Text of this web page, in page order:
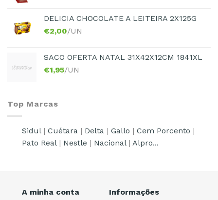
DELICIA CHOCOLATE A LEITEIRA 2X125G
€2,00/UN
SACO OFERTA NATAL 31X42X12CM 1841XL
€1,95/UN
Top Marcas
Sidul| Cuétara | Delta | Gallo | Cem Porcento |
Pato Real| Nestle | Nacional| Alpro...
A minha conta Informações